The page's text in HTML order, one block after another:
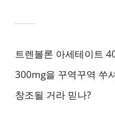
트렌볼론 아세테이트
300mg을 꾸역꾸역 쑤
창조될 거라 믿나?